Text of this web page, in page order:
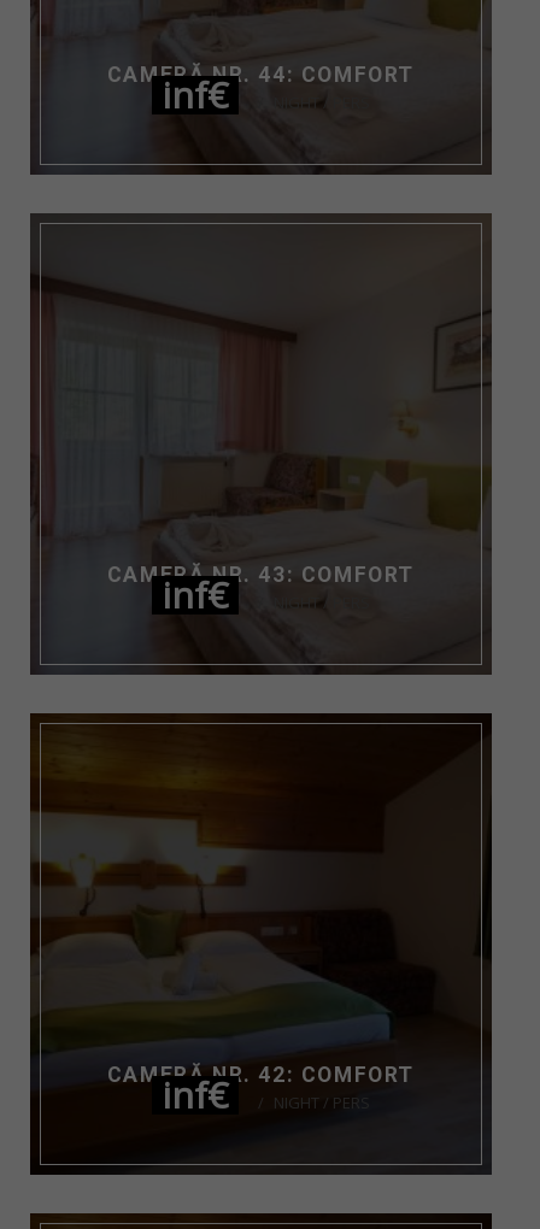
CAMERĂ NR. 44: COMFORT
inf€ NIGHT / PERS
CAMERĂ NR. 43: COMFORT
inf€ NIGHT / PERS
CAMERĂ NR. 42: COMFORT
inf€ NIGHT / PERS